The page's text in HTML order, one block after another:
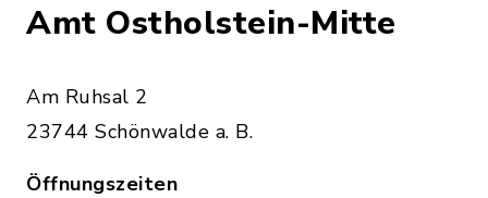
Amt Ostholstein-Mitte
Am Ruhsal 2
23744 Schönwalde a. B.
Öffnungszeiten